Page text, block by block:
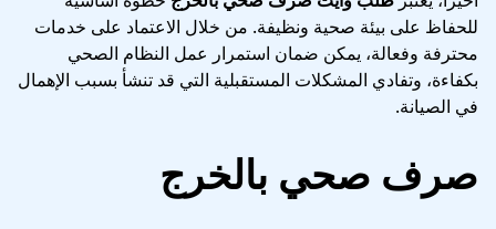
للحفاظ على بيئة صحية ونظيفة. من خلال الاعتماد على خدمات
محترفة وفعالة، يمكن ضمان استمرار عمل النظام الصحي
بكفاءة، وتفادي المشكلات المستقبلية التي قد تنشأ بسبب الإهمال
في الصيانة.
صرف صحي بالخرج